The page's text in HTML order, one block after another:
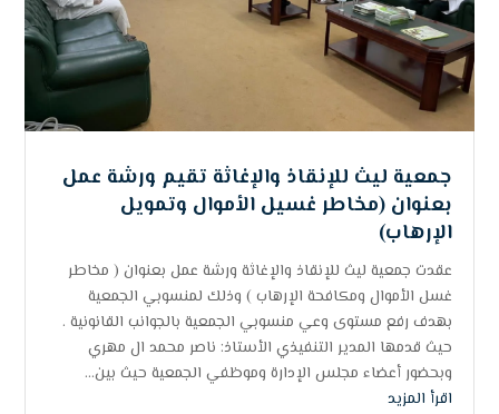
جمعية ليث للإنقاذ والإغاثة تقيم ورشة عمل
بعنوان (مخاطر غسيل الأموال وتمويل
الإرهاب)
عقدت جمعية ليث للإنقاذ والإغاثة ورشة عمل بعنوان ( مخاطر
غسل الأموال ومكافحة الإرهاب ) وذلك لمنسوبي الجمعية
بهدف رفع مستوى وعي منسوبي الجمعية بالجوانب القانونية .
حيث قدمها المدير التنفيذي الأستاذ: ناصر محمد ال مهري
وبحضور أعضاء مجلس الإدارة وموظفي الجمعية حيث بين...
اقرأ المزيد